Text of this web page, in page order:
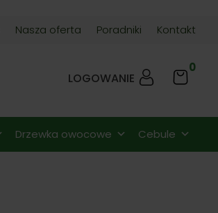
Nasza oferta Poradniki Kontakt
LOGOWANIE
0
Drzewka owocowe Cebule